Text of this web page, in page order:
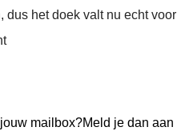
dus het doek valt nu echt
mailbox?Meld je dan aan